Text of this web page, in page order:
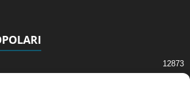
12873